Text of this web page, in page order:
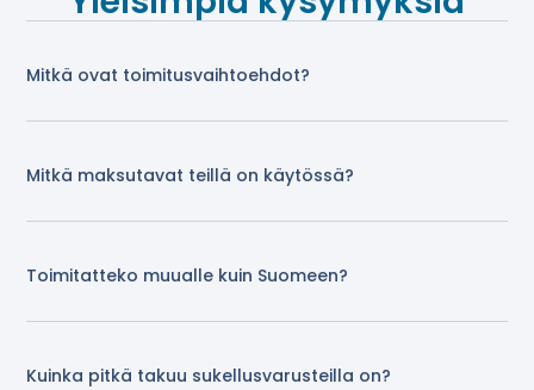
Mitkä ovat toimitusvaihtoehdot?
Mitkä maksutavat teillä on käytössä?
Toimitatteko muualle kuin Suomeen?
Kuinka pitkä takuu sukellusvarusteilla on?